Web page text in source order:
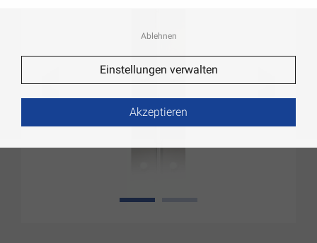
1
Ablehnen
Einstellungen verwalten
Akzeptieren